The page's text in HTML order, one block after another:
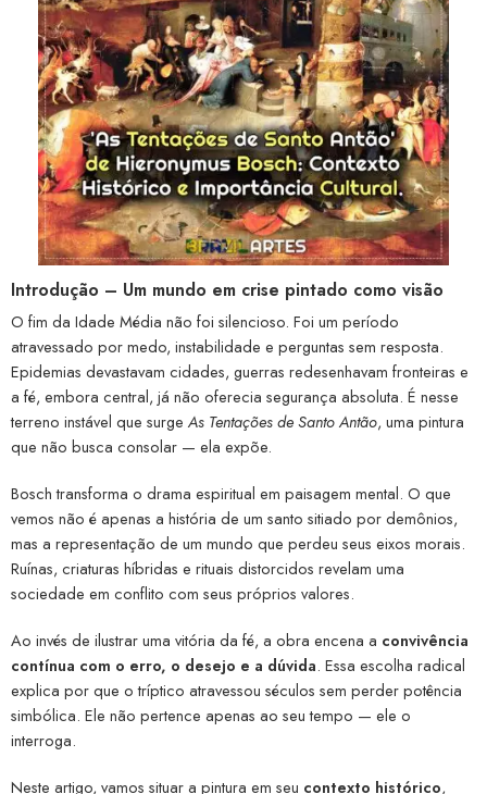
Introdução – Um mundo em crise pintado como visão
O fim da Idade Média não foi silencioso. Foi um período
atravessado por medo, instabilidade e perguntas sem resposta.
Epidemias devastavam cidades, guerras redesenhavam fronteiras e
a fé, embora central, já não oferecia segurança absoluta. É nesse
terreno instável que surge As Tentações de Santo Antão, uma pintura
que não busca consolar — ela expõe.
Bosch transforma o drama espiritual em paisagem mental. O que
vemos não é apenas a história de um santo sitiado por demônios,
mas a representação de um mundo que perdeu seus eixos morais.
Ruínas, criaturas híbridas e rituais distorcidos revelam uma
sociedade em conflito com seus próprios valores.
Ao invés de ilustrar uma vitória da fé, a obra encena a convivência
contínua com o erro, o desejo e a dúvida. Essa escolha radical
explica por que o tríptico atravessou séculos sem perder potência
simbólica. Ele não pertence apenas ao seu tempo — ele o
interroga.
Neste artigo, vamos situar a pintura em seu contexto histórico,